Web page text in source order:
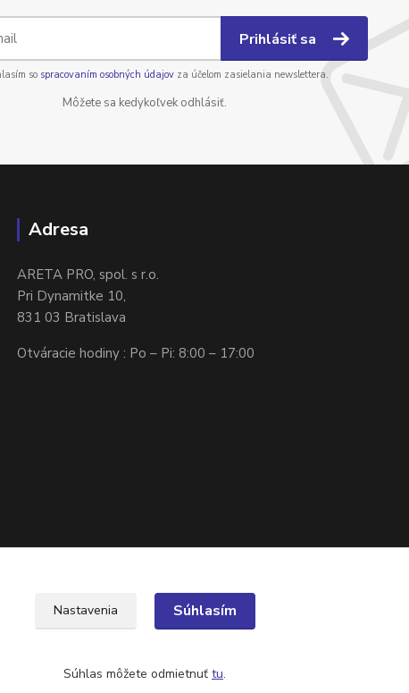
Prihlásiť sa
so spracovaním osobných údajovza účelom zasielania newslettera.
Môžete sa kedykoľvek odhlásiť.
Adresa
ARETA PRO, spol. s r.o.
Pri Dynamitke 10,
831 03 Bratislava
Otváracie hodiny : Po – Pi: 8:00 – 17:00
Nastavenia Súhlasím
Súhlas môžete odmietnuť tu.